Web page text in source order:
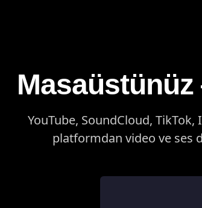
Masaüstünüz
YouTube, SoundCloud,
platformdan video ve ses